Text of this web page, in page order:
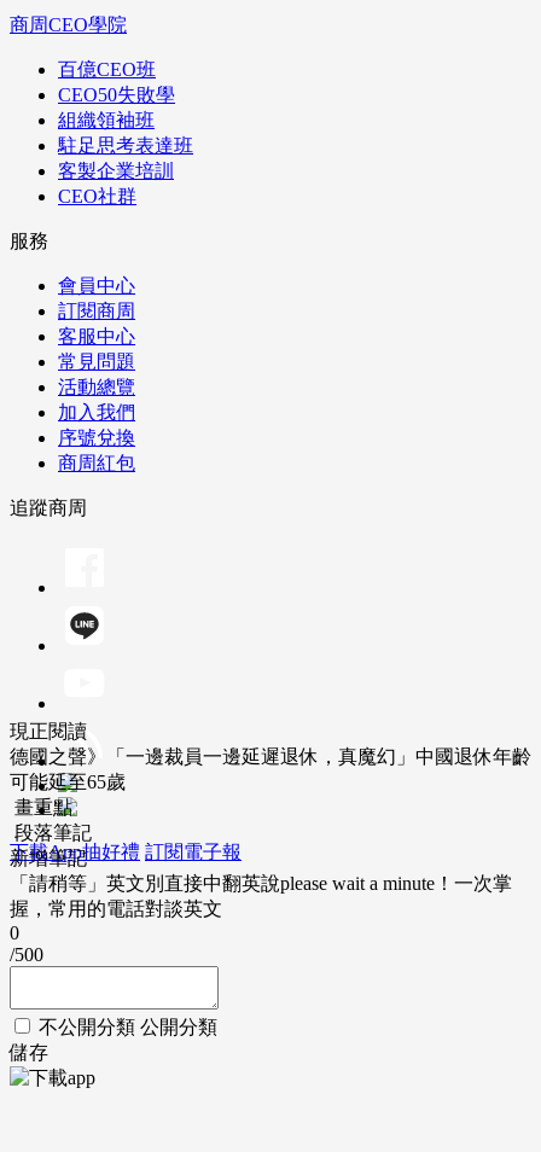
商周CEO學院
百億CEO班
CEO50失敗學
組織領袖班
駐足思考表達班
客製企業培訓
CEO社群
服務
會員中心
訂閱商周
客服中心
常見問題
活動總覽
加入我們
序號兌換
商周紅包
追蹤商周
下載App抽好禮 訂閱電子報
現正閱讀
德國之聲》「一邊裁員一邊延遲退休，真魔幻」中國退休年齡
可能延至65歲
畫重點
段落筆記
新增筆記
「請稍等」英文別直接中翻英說please wait a minute！一次掌
握，常用的電話對談英文
0
/500
不公開分類 公開分類
儲存